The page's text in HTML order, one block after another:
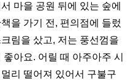
마을 공원 뒤에 있는 숲에
을 가기 전 , 편의점에 들렀
림을 샀고, 저는 풍선껌을
좋아요. 어릴 때 아주아주 시
리 떨어져 있어서 구불구